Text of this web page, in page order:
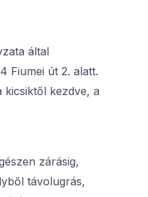
által
Fiumei út 2. alatt.
kicsiktől kezdve, a
zárásig,
távolugrás,